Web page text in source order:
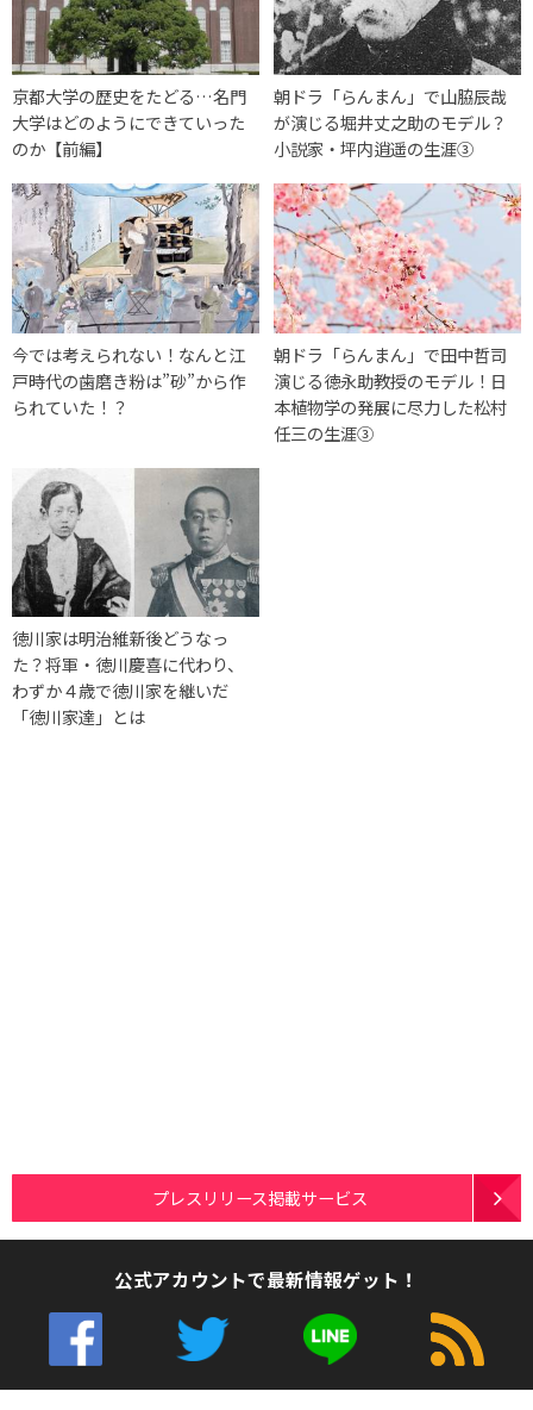
京都大学の歴史をたどる…名門
大学はどのようにできていった
のか【前編】
朝ドラ「らんまん」で山脇辰哉
が演じる堀井丈之助のモデル？
小説家・坪内逍遥の生涯③
今では考えられない！なんと江
戸時代の歯磨き粉は”砂”から作
られていた！？
朝ドラ「らんまん」で田中哲司
演じる徳永助教授のモデル！日
本植物学の発展に尽力した松村
任三の生涯③
徳川家は明治維新後どうなっ
た？将軍・徳川慶喜に代わり、
わずか４歳で徳川家を継いだ
「徳川家達」とは
プレスリリース掲載サービス
公式アカウントで最新情報ゲット！